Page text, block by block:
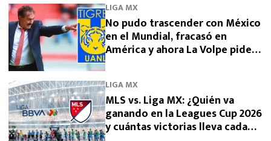
LIGA MX
No pudo trascender con México
en el Mundial, fracasó en
América y ahora La Volpe pide
LIGA MX
MLS vs. Liga MX: ¿Quién va
ganando en la Leagues Cup 2026
y cuántas victorias lleva cada